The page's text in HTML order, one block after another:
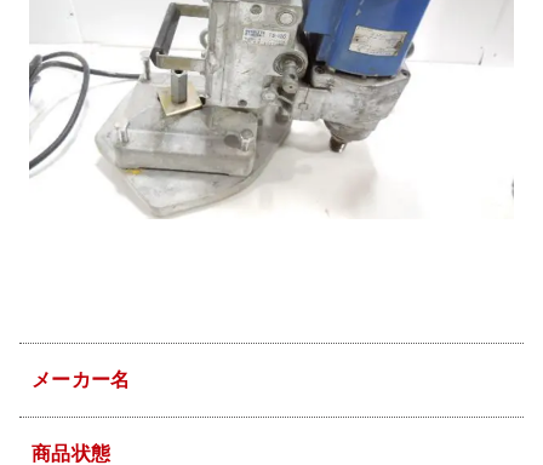
メーカー名
商品状態